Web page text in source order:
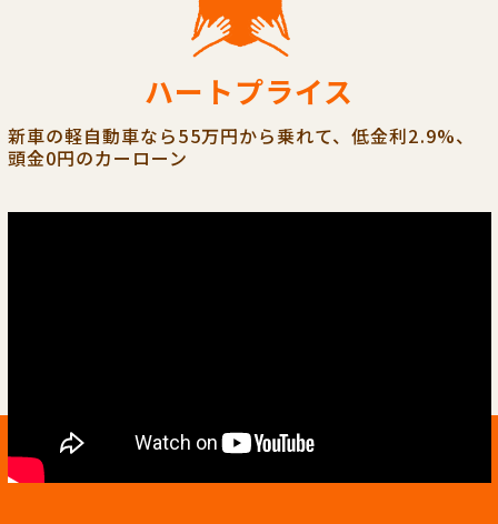
ハートプライス
新車の軽自動車なら55万円から乗れて、低金利2.9%、
頭金0円のカーローン